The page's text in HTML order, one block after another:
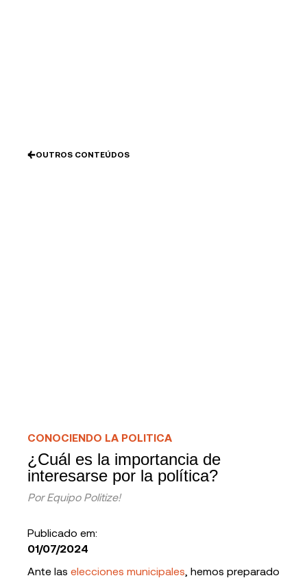
OUTROS CONTEÚDOS
CONOCIENDO LA POLITICA
¿Cuál es la importancia de
interesarse por la política?
Por Equipo Politize!
Publicado em:
01/07/2024
Ante las elecciones municipales , hemos preparado